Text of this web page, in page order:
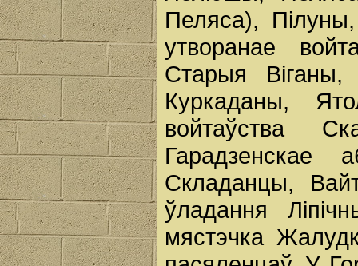
Пеляса),
утворанае
Старыя
Куркаданы,
войтаўства
Гарадзенскае
Складанцы,
ўладання
мястэчка